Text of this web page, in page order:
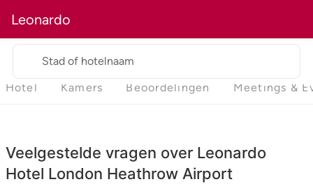
Leonardo
Stad of hotelnaam
Hotel Kamers Beoordelingen Meetings &
Veelgestelde vragen over Leonardo
Hotel London Heathrow Airport